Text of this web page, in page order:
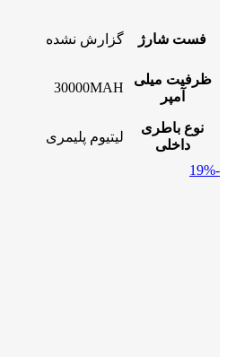
فست شارژ گزارش نشده
ظرفیت میلی
آمپر
30000MAH
نوع باطری
داخلی
لیتیوم پلیمری
-19%